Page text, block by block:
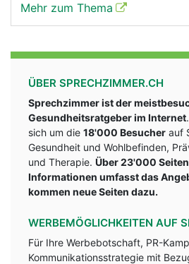
Mehr zum Thema
ÜBER SPRECHZIMMER.CH
Sprechzimmer ist der
Gesundheitsratgeber im Internet
sich um die 18'000 Besucher auf
Gesundheit und Wohlbefinden,
und Therapie. Über 23'000
Informationen umfasst das
kommen neue Seiten dazu.
WERBEMÖGLICHKEITEN AUF
Für Ihre Werbebotschaft, PR-
Kommunikationsstrategie mit